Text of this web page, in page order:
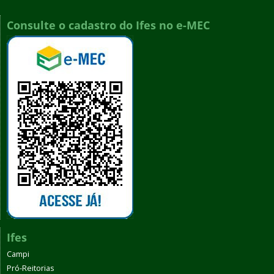
Consulte o cadastro do Ifes no e-MEC
Ifes
Campi
Pró-Reitorias